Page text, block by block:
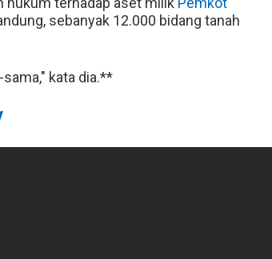
sebanyak 12.000 bidang tanah
kata dia.**